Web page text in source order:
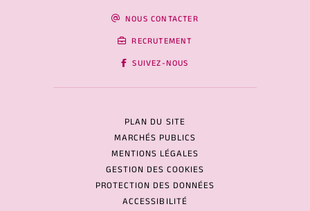
NOUS CONTACTER
RECRUTEMENT
SUIVEZ-NOUS
PLAN DU SITE
MARCHÉS PUBLICS
MENTIONS LÉGALES
GESTION DES COOKIES
PROTECTION DES DONNÉES
ACCESSIBILITÉ